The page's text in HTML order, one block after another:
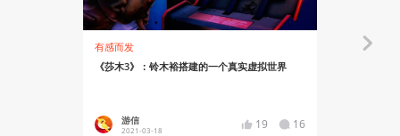
有感而发
《莎木3》：铃木裕搭建的一个真实虚拟世界
游信
2021-03-18 19 16
有感而发